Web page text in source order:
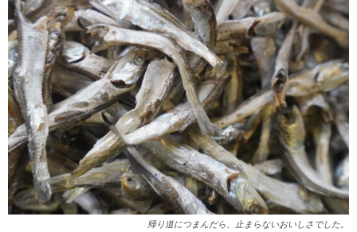
帰り道につまんだら、止まらないおいしさでした。